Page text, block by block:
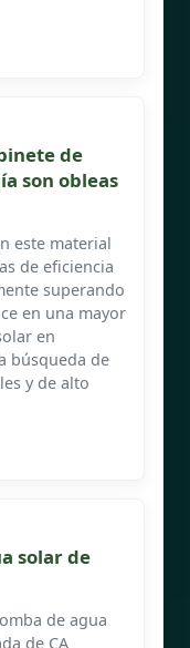
de
son obleas
este material
de eficiencia
superando
en una mayor
en
búsqueda de
y de alto
solar de
de agua
de CA